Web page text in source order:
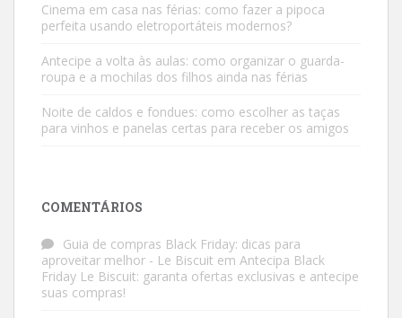
Cinema em casa nas férias: como fazer a pipoca
perfeita usando eletroportáteis modernos?
Antecipe a volta às aulas: como organizar o guarda-
roupa e a mochilas dos filhos ainda nas férias
Noite de caldos e fondues: como escolher as taças
para vinhos e panelas certas para receber os amigos
COMENTÁRIOS
Guia de compras Black Friday: dicas para
aproveitar melhor - Le Biscuit em Antecipa Black
Friday Le Biscuit: garanta ofertas exclusivas e antecipe
suas compras!